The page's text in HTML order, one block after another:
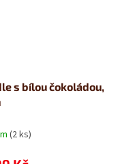
s bílou čokoládou,
(2 ks)